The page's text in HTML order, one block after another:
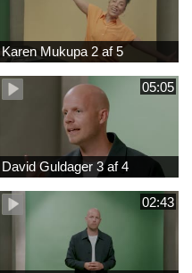
Karen Mukupa 2 af 5
05:05
David Guldager 3 af 4
02:43